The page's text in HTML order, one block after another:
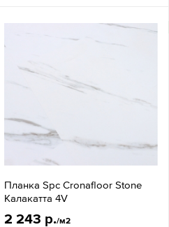
Планка Spc Cronafloor Stone
Калакатта 4V
2 243 р./м2